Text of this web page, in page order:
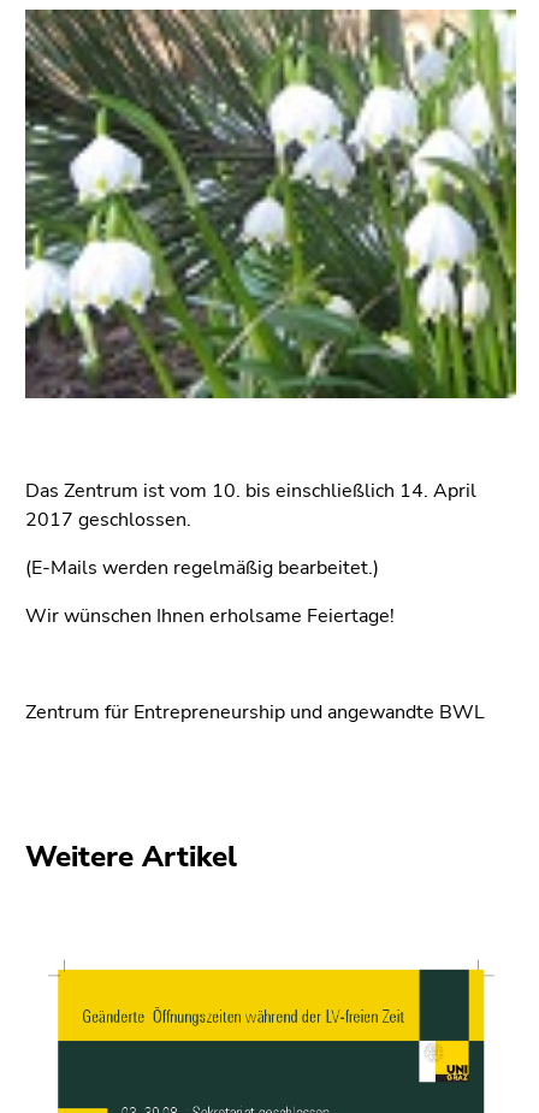
Sie diesen
Link.
Zum
Inhalt
(Zugriffstaste
1)
Zur
Positionsanzeige
(Zugriffstaste
2)
Zur
Hauptnavigation
(Zugriffstaste
den
Zusatzinformationen
5)
Zu
(Zugriffstaste
9)
Seitenbereiche
Das Zentrum ist vom 10. bis einschließlich 14. April
2017 geschlossen.
(E-Mails werden regelmäßig bearbeitet.)
Wir wünschen Ihnen erholsame Feiertage!
Zentrum für Entrepreneurship und angewandte BWL
Weitere Artikel